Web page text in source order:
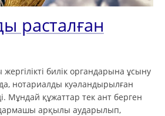
расталған
билік органдарына ұсыну
нотариалды куәландырылған
Мұндай құжаттар тек ант берген
арқылы аударылып,